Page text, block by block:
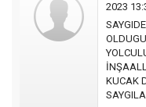
2023
KUCAK